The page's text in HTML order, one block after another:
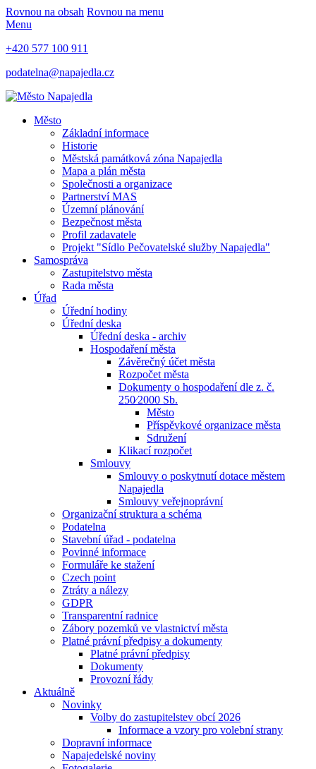
Rovnou na obsah Rovnou na menu
Menu
+420 577 100 911
podatelna@napajedla.cz
Město
Základní informace
Historie
Městská památková zóna Napajedla
Mapa a plán města
Společnosti a organizace
Partnerství MAS
Územní plánování
Bezpečnost města
Profil zadavatele
Projekt "Sídlo Pečovatelské služby Napajedla"
Samospráva
Zastupitelstvo města
Rada města
Úřad
Úřední hodiny
Úřední deska
Úřední deska - archiv
Hospodaření města
Závěrečný účet města
Rozpočet města
Dokumenty o hospodaření dle z. č.
250⁄2000 Sb.
Město
Příspěvkové organizace města
Sdružení
Klikací rozpočet
Smlouvy
Smlouvy o poskytnutí dotace městem
Napajedla
Smlouvy veřejnoprávní
Organizační struktura a schéma
Podatelna
Stavební úřad - podatelna
Povinné informace
Formuláře ke stažení
Czech point
Ztráty a nálezy
GDPR
Transparentní radnice
Zábory pozemků ve vlastnictví města
Platné právní předpisy a dokumenty
Platné právní předpisy
Dokumenty
Provozní řády
Aktuálně
Novinky
Volby do zastupitelstev obcí 2026
Informace a vzory pro volební strany
Dopravní informace
Napajedelské noviny